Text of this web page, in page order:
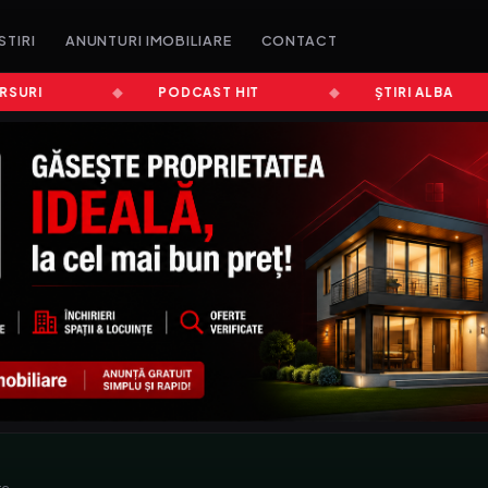
ANUNTURI IMOBILIARE CONTACT
PODCAST HIT ȘTIRI ALBA